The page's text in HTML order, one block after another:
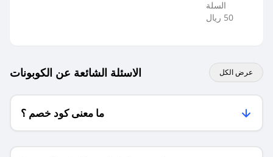
السلة
50 ريال
الاسئلة الشائعة عن الكوبونات عرض الكل
ما معنى كود خصم ؟